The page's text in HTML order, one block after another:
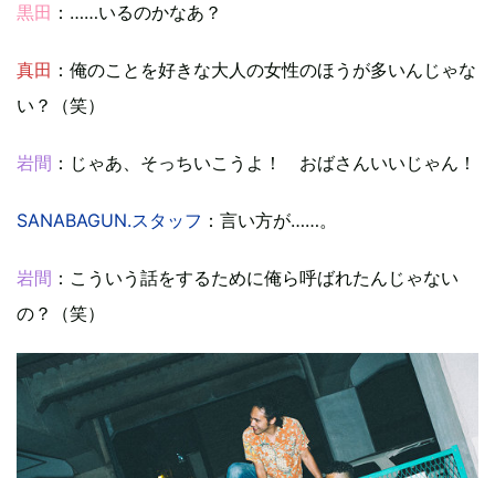
黒田 ：……いるのかなあ？
真田 ：俺のことを好きな大人の女性のほうが多いんじゃな
い？（笑）
岩間 ：じゃあ、そっちいこうよ！ おばさんいいじゃん！
SANABAGUN.スタッフ ：言い方が……。
岩間 ：こういう話をするために俺ら呼ばれたんじゃない
の？（笑）